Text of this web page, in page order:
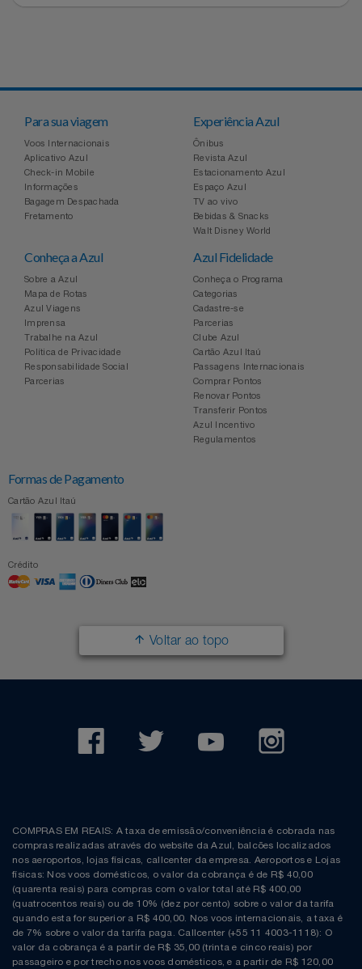
Para sua viagem
Voos Internacionais
Aplicativo Azul
Check-in Mobile
Informações
Bagagem Despachada
Fretamento
Experiência Azul
Ônibus
Revista Azul
Estacionamento Azul
Espaço Azul
TV ao vivo
Bebidas & Snacks
Walt Disney World
Conheça a Azul
Sobre a Azul
Mapa de Rotas
Azul Viagens
Imprensa
Trabalhe na Azul
Política de Privacidade
Responsabilidade Social
Parcerias
Azul Fidelidade
Conheça o Programa
Categorias
Cadastre-se
Parcerias
Clube Azul
Cartão Azul Itaú
Passagens Internacionais
Comprar Pontos
Renovar Pontos
Transferir Pontos
Azul Incentivo
Regulamentos
Formas de Pagamento
Cartão Azul Itaú
Crédito
Voltar ao topo
COMPRAS EM REAIS: A taxa de emissão/conveniência é cobrada nas
compras realizadas através do website da Azul, balcões localizados
nos aeroportos, lojas físicas, callcenter da empresa. Aeroportos e Lojas
físicas: Nos voos domésticos, o valor da cobrança é de R$ 40,00
(quarenta reais) para compras com o valor total até R$ 400,00
(quatrocentos reais) ou de 10% (dez por cento) sobre o valor da tarifa
quando esta for superior a R$ 400,00. Nos voos internacionais, a taxa é
de 7% sobre o valor da tarifa paga. Callcenter (+55 11 4003-1118): O
valor da cobrança é a partir de R$ 35,00 (trinta e cinco reais) por
passageiro e por trecho nos voos domésticos, e a partir de R$ 120,00